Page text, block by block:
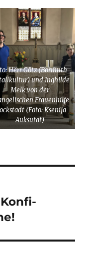
Herr Götz (Bormuth
und Inghilde
Melk von der
Frauenhilfe
(Foto: Ksenija
Auksutat)